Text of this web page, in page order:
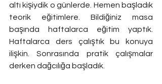
altı kişiydik o günlerde. Hemen başladık
teorik eğitimlere. Bildiğiniz masa
başında haftalarca eğitim yaptık.
Haftalarca ders çalıştık bu konuya
ilişkin. Sonrasında pratik çalışmalar
derken dağcılığa başladık.